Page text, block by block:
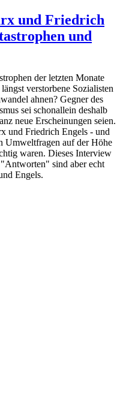
und Friedrich
und
der letzten Monate
verstorbene Sozialisten
ahnen? Gegner des
sei schonallein deshalb
neue Erscheinungen seien.
und Friedrich Engels - und
Umweltfragen auf der Höhe
waren. Dieses Interview
sind aber echt
Engels.